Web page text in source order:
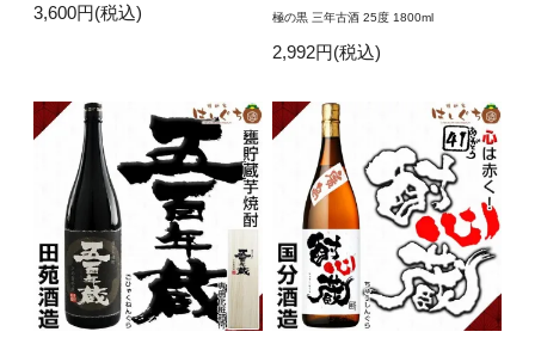
3,600円(税込) 極の黒 三年古酒 25度 1800ml
2,992円(税込)